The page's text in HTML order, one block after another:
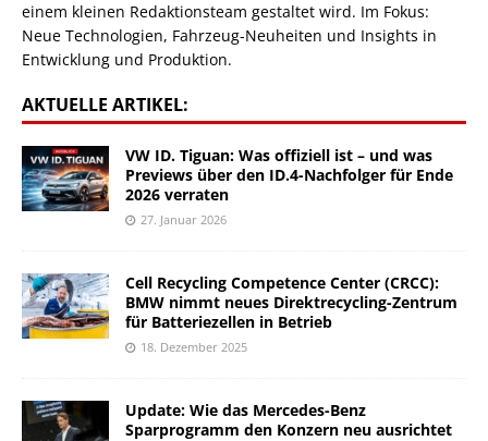
einem kleinen Redaktionsteam gestaltet wird. Im Fokus:
Neue Technologien, Fahrzeug-Neuheiten und Insights in
Entwicklung und Produktion.
AKTUELLE ARTIKEL:
VW ID. Tiguan: Was offiziell ist – und was
Previews über den ID.4-Nachfolger für Ende
2026 verraten
27. Januar 2026
Cell Recycling Competence Center (CRCC):
BMW nimmt neues Direktrecycling-Zentrum
für Batteriezellen in Betrieb
18. Dezember 2025
Update: Wie das Mercedes-Benz
Sparprogramm den Konzern neu ausrichtet